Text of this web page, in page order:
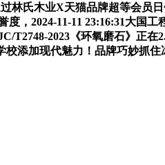
氏木业X天猫品牌超等会员
，2024-11-11 23:16:31大国工
2023《环氧磨石》正在
添加现代魅力！品牌巧妙抓住